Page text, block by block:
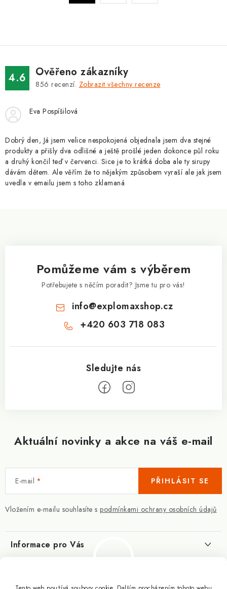
p
v
v
ý
p
i
s
u
k
v
á
n
4.6 Ověřeno zákazníky
856 recenzí. Zobrazit všechny recenze
Eva Pospíšilová
Dobrý den, Já jsem velice nespokojená objednala jsem dva stejné
produkty a přišly dva odlišné a ještě prošlé jeden dokonce půl roku
a druhý končil teď v červenci. Sice je to krátká doba ale ty sirupy
dávám dětem. Ale věřím že to nějakým způsobem vyraší ale jak jsem
uvedla v emailu jsem s toho zklamaná
Aktuální novinky a akce na váš e-mail
E-mail
Vložením e-mailu souhlasíte s podmínkami ochrany osobních údajů
PŘIHLÁSIT SE
Pomůžeme vám s výběrem
Potřebujete s něčím poradit? Jsme tu pro vás!
info@explomaxshop.cz
+420 603 718 083
Informace pro Vás
Slovník pojmů